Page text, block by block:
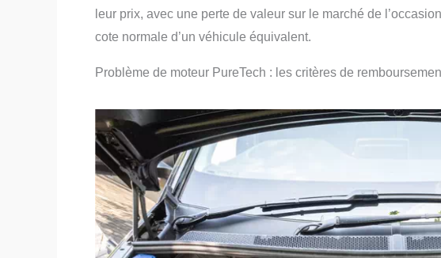
leur prix, avec une perte de valeur sur le marché de
cote normale d’un véhicule équivalent.
Problème de moteur PureTech : les critères de